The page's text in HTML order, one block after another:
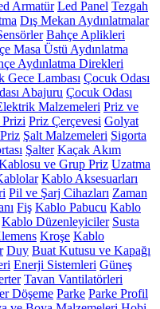
Armatür Led Panel Tezgah
Dış Mekan Aydınlatmalar
Bahçe Aplikleri
Masa Üstü Aydınlatma
Aydınlatma Direkleri
Gece Lambası Çocuk Odası
Abajuru Çocuk Odası
Malzemeleri Priz ve
Priz Çerçevesi Golyat
Şalt Malzemeleri Sigorta
Şalter Kaçak Akım
ve Grup Priz Uzatma
Kablo Aksesuarları
Pil ve Şarj Cihazları Zaman
Fiş Kablo Pabucu Kablo
Kablo Düzenleyiciler Susta
Kroşe Kablo
Duy Buat Kutusu ve Kapağı
Enerji Sistemleri Güneş
Tavan Vantilatörleri
Döşeme Parke Parke Profil